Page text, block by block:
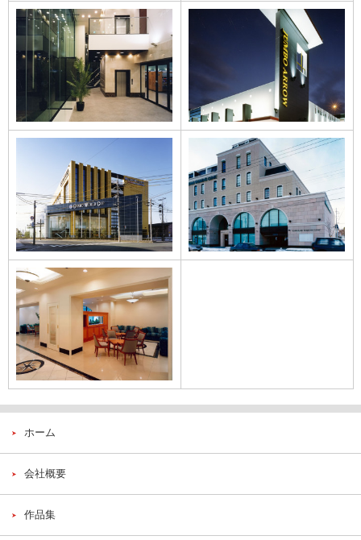
GRAND WORLD
CUPのインテリア
JAMBO ARROW
EAST & WEST
GRAND WORLD
CUP
カワカミ ウィメン
ズクリニック
カワカミ ウィメン
ズクリニックのイ
ンテリア
ホーム
会社概要
作品集